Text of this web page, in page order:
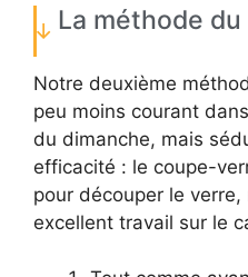
La méthode
Notre deuxième
peu moins courant
du dimanche, mais
efficacité : le coupe-
pour découper le
excellent travail sur le